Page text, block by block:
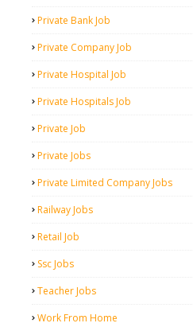
Private Bank Job
Private Company Job
Private Hospital Job
Private Hospitals Job
Private Job
Private Jobs
Private Limited Company Jobs
Railway Jobs
Retail Job
Ssc Jobs
Teacher Jobs
Work From Home